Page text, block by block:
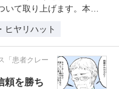
て取り上げます。本記
ヒヤリハット
「患者クレー
頼を勝ち